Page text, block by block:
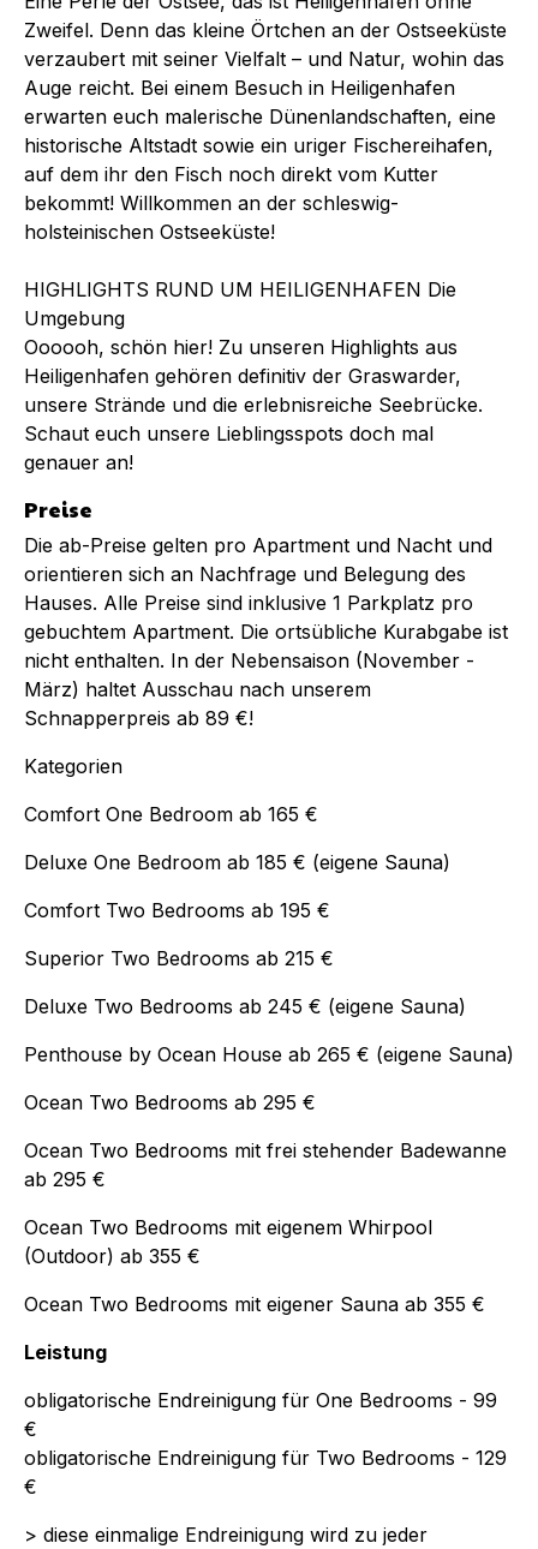
Zweifel. Denn das kleine Örtchen an der Ostseeküste
verzaubert mit seiner Vielfalt – und Natur, wohin das
Auge reicht. Bei einem Besuch in Heiligenhafen
erwarten euch malerische Dünenlandschaften, eine
historische Altstadt sowie ein uriger Fischereihafen,
auf dem ihr den Fisch noch direkt vom Kutter
bekommt! Willkommen an der schleswig-
holsteinischen Ostseeküste!
HIGHLIGHTS RUND UM HEILIGENHAFEN Die
Umgebung
Oooooh, schön hier! Zu unseren Highlights aus
Heiligenhafen gehören definitiv der Graswarder,
unsere Strände und die erlebnisreiche Seebrücke.
Schaut euch unsere Lieblingsspots doch mal
genauer an!
Preise
Die ab-Preise gelten pro Apartment und Nacht und
orientieren sich an Nachfrage und Belegung des
Hauses. Alle Preise sind inklusive 1 Parkplatz pro
gebuchtem Apartment. Die ortsübliche Kurabgabe ist
nicht enthalten. In der Nebensaison (November -
März) haltet Ausschau nach unserem
Schnapperpreis ab 89 €!
Kategorien
Comfort One Bedroom ab 165 €
Deluxe One Bedroom ab 185 € (eigene Sauna)
Comfort Two Bedrooms ab 195 €
Superior Two Bedrooms ab 215 €
Deluxe Two Bedrooms ab 245 € (eigene Sauna)
Penthouse by Ocean House ab 265 € (eigene Sauna)
Ocean Two Bedrooms ab 295 €
Ocean Two Bedrooms mit frei stehender Badewanne
ab 295 €
Ocean Two Bedrooms mit eigenem Whirpool
(Outdoor) ab 355 €
Ocean Two Bedrooms mit eigener Sauna ab 355 €
Leistung
obligatorische Endreinigung für One Bedrooms - 99
€
obligatorische Endreinigung für Two Bedrooms - 129
€
> diese einmalige Endreinigung wird zu jeder